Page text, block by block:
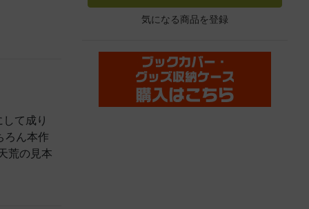
て成り
ろん本作
荒の見本
気になる商品を登録